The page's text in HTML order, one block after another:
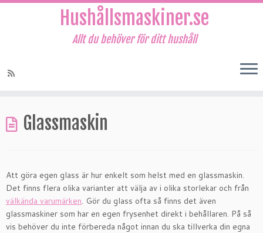
till
innehåll
Hushållsmaskiner.se
Allt du behöver för ditt hushåll
Glassmaskin
Att göra egen glass är hur enkelt som helst med en glassmaskin.
Det finns flera olika varianter att välja av i olika storlekar och från
välkända varumärken. Gör du glass ofta så finns det även
glassmaskiner som har en egen frysenhet direkt i behållaren. På så
vis behöver du inte förbereda något innan du ska tillverka din egna